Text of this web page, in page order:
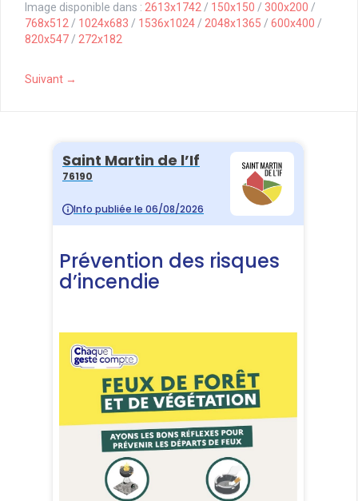
Image disponible dans : 2613x1742/ 150x150 / 300x200 /
768x512/ 1024x683 / 1536x1024/ 2048x1365 / 600x400 /
820x547/ 272x182
Suivant →